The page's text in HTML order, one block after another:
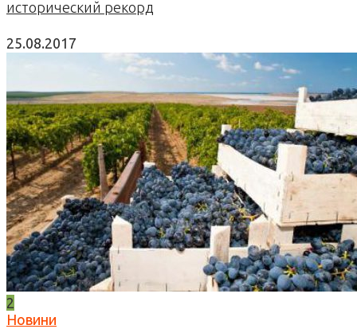
исторический рекорд
25.08.2017
2
Новини